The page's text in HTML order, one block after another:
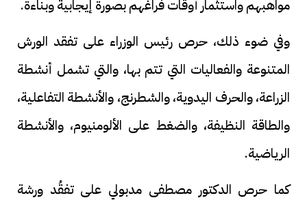
مواهبهم واستثمار أوقات فراغهم بصورة إيجابية وبناءة.
وفي ضوء ذلك، حرص رئيس الوزراء على تفقد الورش
المتنوعة والفعاليات التي تتم بها، والتي تشمل أنشطة
الزراعة، والحرف اليدوية، والشطرنج، والأنشطة التفاعلية،
والطاقة النظيفة، والضغط على الألومنيوم، والأنشطة
الرياضية.
كما حرص الدكتور مصطفى مدبولي على تفقُد ورشة